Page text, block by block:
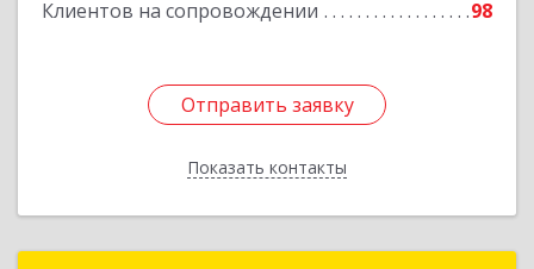
Клиентов на сопровождении 98
Отправить заявку
Показать контакты
Отправить заявку
Назад